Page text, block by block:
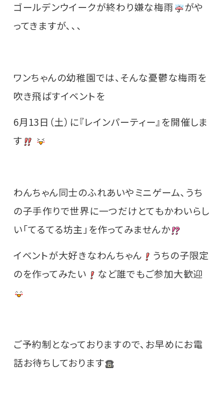
ゴールデンウイークが終わり嫌な梅雨
がや
ってきますが、、、
ワンちゃんの幼稚園では、そんな憂鬱な梅雨を
吹き飛ばすイベントを
6月13日（土）に『レインパーティー』を開催しま
す
わんちゃん同士のふれあいやミニゲーム、うち
の子手作りで世界に一つだけとてもかわいらし
い「てるてる坊主」を作ってみませんか
イベントが大好きなわんちゃん
うちの子限定
のを作ってみたい
など誰でもご参加大歓迎
ご予約制となっておりますので、お早めにお電
話お待ちしております